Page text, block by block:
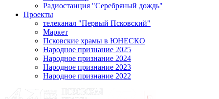
Радиостанция "Серебряный дождь"
Проекты
телеканал "Первый Псковский"
Маркет
Псковские храмы в ЮНЕСКО
Народное признание 2025
Народное признание 2024
Народное признание 2023
Народное признание 2022